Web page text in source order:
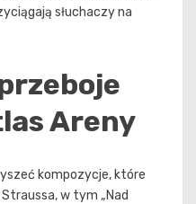
słuchaczy na
Areny
kompozycje, które
w tym „Nad